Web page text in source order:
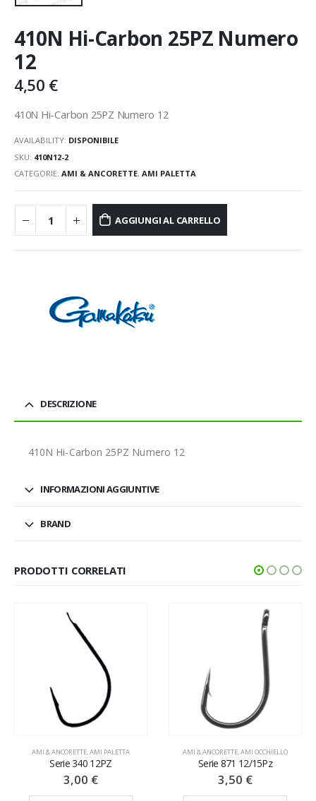
410N Hi-Carbon 25PZ Numero
12
4,50 €
410N Hi-Carbon 25PZ Numero 12
AVAILABILITY: DISPONIBILE
SKU: 410N12-2
CATEGORIE: AMI & ANCORETTE, AMI PALETTA
AGGIUNGI AL CARRELLO
DESCRIZIONE
410N Hi-Carbon 25PZ Numero 12
INFORMAZIONI AGGIUNTIVE
BRAND
PRODOTTI CORRELATI
AMI & ANCORETTE
Serie 871 12/15Pz
AMI & ANCORETTE
Serie 11D 25PZ